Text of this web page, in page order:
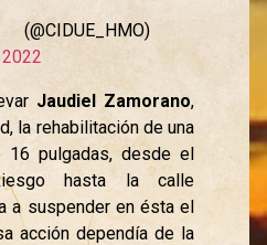
Jaudiel Zamorano,
la rehabilitación de una
16 pulgadas, desde el
hasta la calle
a suspender en ésta el
acción dependía de la